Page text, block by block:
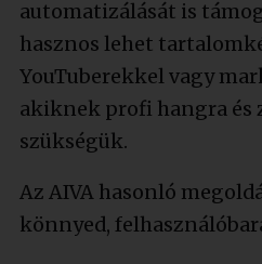
automatizálását is
hasznos lehet
YouTuberekkel vagy
akiknek profi hangra és
szükségük.
Az AIVA hasonló
könnyed,